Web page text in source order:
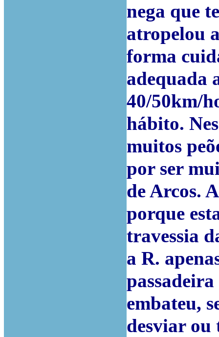
nega que
atropelou
forma
adequada
40/50km/
hábito.
muitos
por ser
de Arcos.
porque
travessia
a R.
embateu,
desviar ou